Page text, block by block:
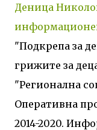
Деница
"Подкрепа за
грижите за
"Регионална
Оперативна
2014-2020.